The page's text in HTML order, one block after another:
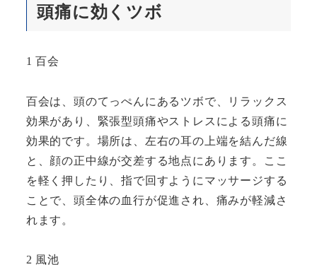
頭痛に効くツボ
1 百会
百会は、頭のてっぺんにあるツボで、リラックス
効果があり、緊張型頭痛やストレスによる頭痛に
効果的です。場所は、左右の耳の上端を結んだ線
と、顔の正中線が交差する地点にあります。ここ
を軽く押したり、指で回すようにマッサージする
ことで、頭全体の血行が促進され、痛みが軽減さ
れます。
2 風池